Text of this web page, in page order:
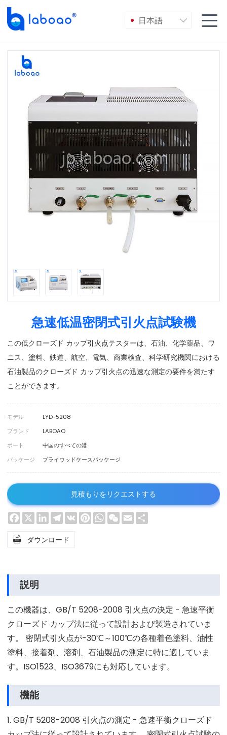
日本語  
急速低温密閉式引火点試験機
この低クローズド カップ引火点テスターは、石油、化学薬品、ワ
ニス、塗料、鉄道、航空、電気、商業検査、科学研究機関における
石油製品のクローズド カップ引火点の迅速な測定の要件を満たす
ことができます。
モデル
LYD-5208
ブランド
LABOAO
ポート
中国のすべての港
パッケージ
プライウッドケースパッケージ
見積もりをリクエストする
Facebook
X LinkedInTelegram
VK PinterestWhatsApp
WeChat
Email
 ダウンロード
説明
この機器は、GB/T 5208-2008 引火点の決定 - 急速平衡
クローズド カップ法に従って設計および製造されていま
す。 密閉式引火点が-30℃～100℃の各種着色塗料、油性
塗料、接着剤、溶剤、石油製品の測定に特に適していま
す。ISO1523、ISO3679にも対応しています。
機能
1. GB/T 5208-2008 引火点の測定 - 急速平衡クローズド